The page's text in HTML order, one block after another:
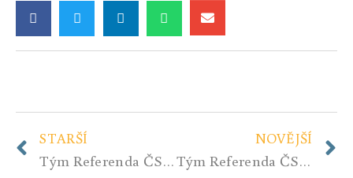
STARŠÍ
Tým Referenda ČSR – kdo je kdo…
NOVĚJŠÍ
Tým Referenda ČSR – kdo je kdo…